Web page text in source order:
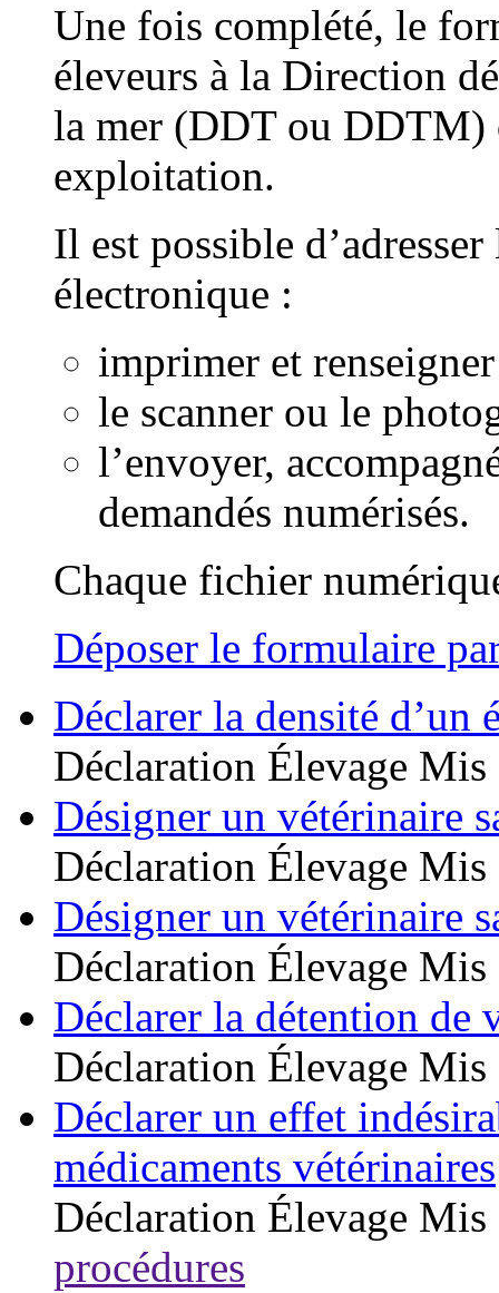
Une fois complété, le
éleveurs à la Direction
la mer (DDT ou DDTM)
exploitation.
Il est possible
électronique :
imprimer et
le scanner ou le
l’envoyer,
demandés numérisés.
Chaque fichier
Déposer le formulaire
Déclarer la densité d’un
Déclaration Élevage Mis
Désigner un vétérinaire
Déclaration Élevage Mis
Désigner un vétérinaire
Déclaration Élevage Mis
Déclarer la détention de
Déclaration Élevage Mis
Déclarer un effet
médicaments vétérinaires
Déclaration Élevage Mis
procédures